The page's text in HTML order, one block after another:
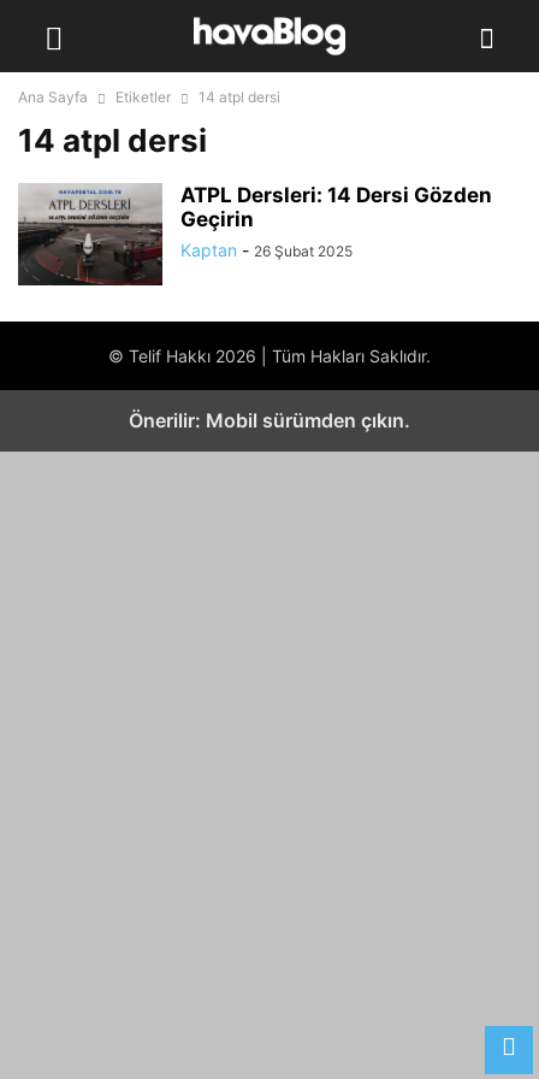
Ana Sayfa Etiketler 14 atpl dersi
14 atpl dersi
ATPL Dersleri: 14 Dersi Gözden
Geçirin
Kaptan - 26 Şubat 2025
© Telif Hakkı 2026 | Tüm Hakları Saklıdır.
Önerilir: Mobil sürümden çıkın.